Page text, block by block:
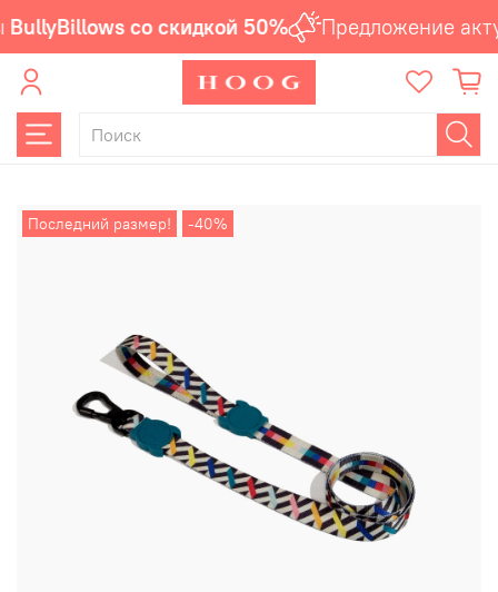
со скидкой 50% Предложение
Последний размер! -40%